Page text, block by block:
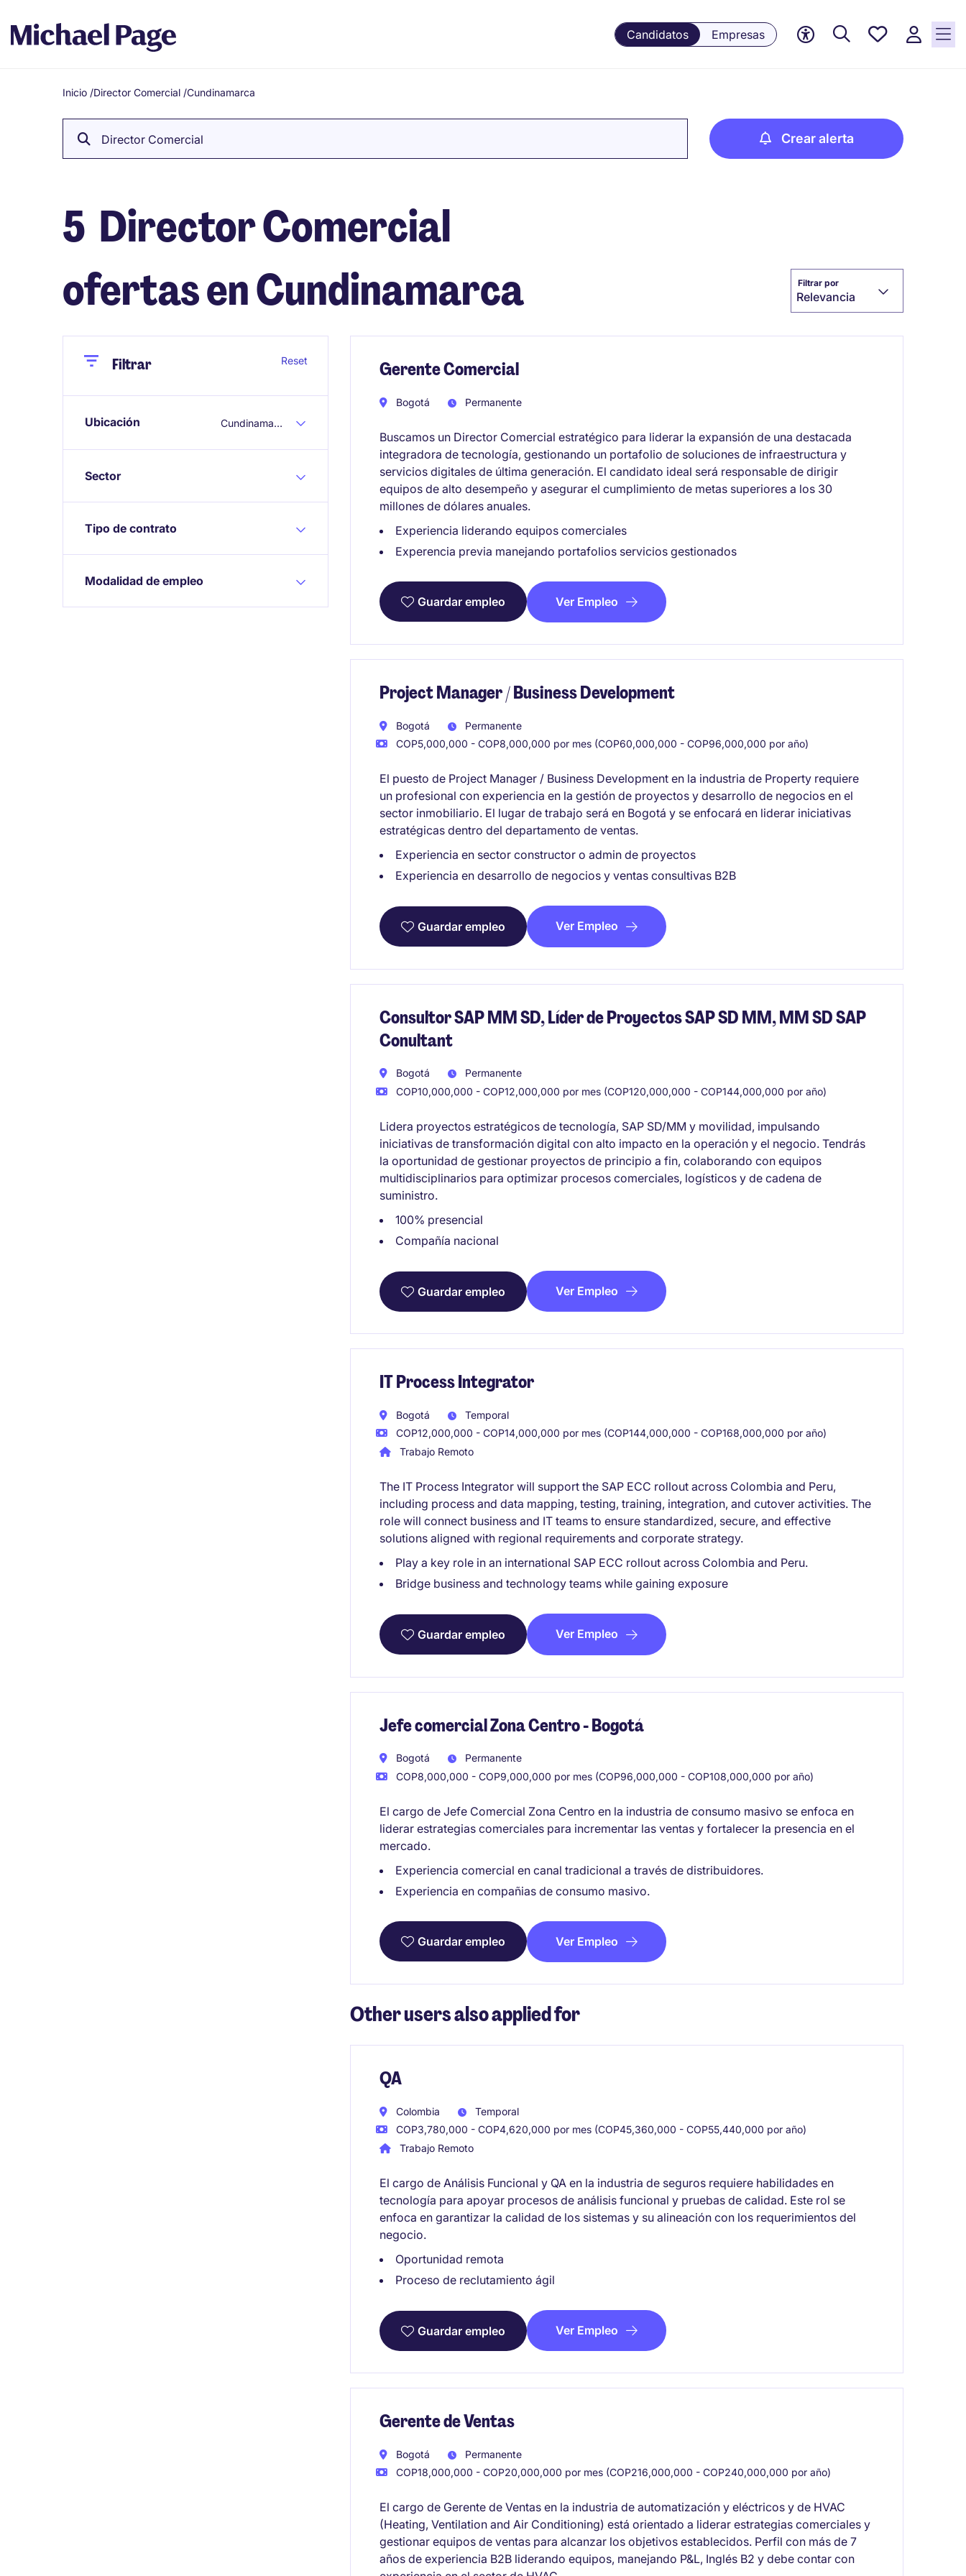
Candidatos Empresas
Empleos
Breadcrumb
Inicio /Director Comercial /Cundinamarca
Director Comercial Crear alerta
5 Director Comercial
ofertas en Cundinamarca
Filtrar por
Relevancia
CloseFiltrar Reset
Ubicación Cundinamarca
Sector
Tipo de contrato
Modalidad de empleo
Gerente Comercial
Bogotá Permanente
Buscamos un Director Comercial estratégico para liderar la expansión de una destacada
integradora de tecnología, gestionando un portafolio de soluciones de infraestructura y
servicios digitales de última generación. El candidato ideal será responsable de dirigir
equipos de alto desempeño y asegurar el cumplimiento de metas superiores a los 30
millones de dólares anuales.
Experiencia liderando equipos comerciales
Experencia previa manejando portafolios servicios gestionados
Guardar empleo Ver Empleo
Project Manager / Business Development
Bogotá
Permanente
COP5,000,000 - COP8,000,000 por mes (COP60,000,000 - COP96,000,000 por año)
El puesto de Project Manager / Business Development en la industria de Property requiere
un profesional con experiencia en la gestión de proyectos y desarrollo de negocios en el
sector inmobiliario. El lugar de trabajo será en Bogotá y se enfocará en liderar iniciativas
estratégicas dentro del departamento de ventas.
Experiencia en sector constructor o admin de proyectos
Experiencia en desarrollo de negocios y ventas consultivas B2B
Guardar empleo Ver Empleo
Consultor SAP MM SD, Líder de Proyectos SAP SD MM, MM SD SAP
Conultant
Bogotá
Permanente
COP10,000,000 - COP12,000,000 por mes (COP120,000,000 - COP144,000,000 por año)
Lidera proyectos estratégicos de tecnología, SAP SD/MM y movilidad, impulsando
iniciativas de transformación digital con alto impacto en la operación y el negocio. Tendrás
la oportunidad de gestionar proyectos de principio a fin, colaborando con equipos
multidisciplinarios para optimizar procesos comerciales, logísticos y de cadena de
suministro.
100% presencial
Compañía nacional
Guardar empleo Ver Empleo
IT Process Integrator
Bogotá
Temporal
COP12,000,000 - COP14,000,000 por mes (COP144,000,000 - COP168,000,000 por año)
Trabajo Remoto
The IT Process Integrator will support the SAP ECC rollout across Colombia and Peru,
including process and data mapping, testing, training, integration, and cutover activities. The
role will connect business and IT teams to ensure standardized, secure, and effective
solutions aligned with regional requirements and corporate strategy.
Play a key role in an international SAP ECC rollout across Colombia and Peru.
Bridge business and technology teams while gaining exposure
Guardar empleo Ver Empleo
Jefe comercial Zona Centro - Bogotá
Bogotá
Permanente
COP8,000,000 - COP9,000,000 por mes (COP96,000,000 - COP108,000,000 por año)
El cargo de Jefe Comercial Zona Centro en la industria de consumo masivo se enfoca en
liderar estrategias comerciales para incrementar las ventas y fortalecer la presencia en el
mercado.
Experiencia comercial en canal tradicional a través de distribuidores.
Experiencia en compañias de consumo masivo.
Guardar empleo Ver Empleo
Other users also applied for
QA
Colombia
Temporal
COP3,780,000 - COP4,620,000 por mes (COP45,360,000 - COP55,440,000 por año)
Trabajo Remoto
El cargo de Análisis Funcional y QA en la industria de seguros requiere habilidades en
tecnología para apoyar procesos de análisis funcional y pruebas de calidad. Este rol se
enfoca en garantizar la calidad de los sistemas y su alineación con los requerimientos del
negocio.
Oportunidad remota
Proceso de reclutamiento ágil
Guardar empleo Ver Empleo
Gerente de Ventas
Bogotá
Permanente
COP18,000,000 - COP20,000,000 por mes (COP216,000,000 - COP240,000,000 por año)
El cargo de Gerente de Ventas en la industria de automatización y eléctricos y de HVAC
(Heating, Ventilation and Air Conditioning) está orientado a liderar estrategias comerciales y
gestionar equipos de ventas para alcanzar los objetivos establecidos. Perfil con más de 7
años de experiencia B2B liderando equipos, manejando P&L, Inglés B2 y debe contar con